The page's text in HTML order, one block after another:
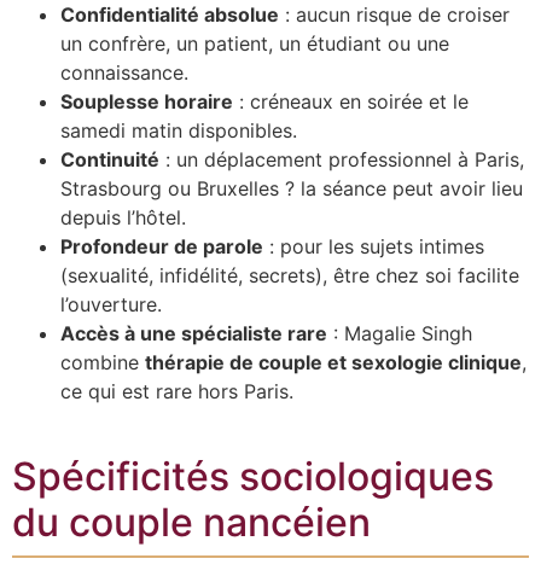
Confidentialité absolue : aucun risque de croiser
un confrère, un patient, un étudiant ou une
connaissance.
Souplesse horaire : créneaux en soirée et le
samedi matin disponibles.
Continuité : un déplacement professionnel à Paris,
Strasbourg ou Bruxelles ? la séance peut avoir lieu
depuis l’hôtel.
Profondeur de parole : pour les sujets intimes
(sexualité, infidélité, secrets), être chez soi facilite
l’ouverture.
Accès à une spécialiste rare : Magalie Singh
combine thérapie de couple et sexologie clinique,
ce qui est rare hors Paris.
Spécificités sociologiques
du couple nancéien